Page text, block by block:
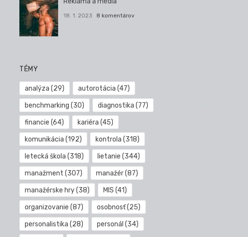
18. 1. 2023 8 komentárov
TÉMY
analýza (29) autorotácia (47)
benchmarking (30) diagnostika (77)
financie (64) kariéra (45)
komunikácia (192) kontrola (318)
letecká škola (318) lietanie (344)
manažment (307) manažér(87)
manažérske hry(38) MIS (41)
organizovanie (87) osobnosť(25)
personalistika (28) personál (34)